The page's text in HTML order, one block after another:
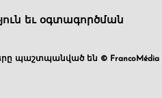
եւ օգտագործման
պաշտպանված են © FrancoMédia